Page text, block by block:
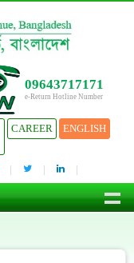
09643717171
e-Return Hotline Number
CAREER ENGLISH